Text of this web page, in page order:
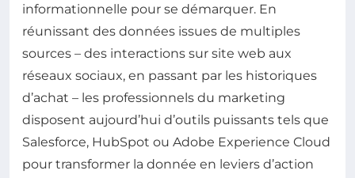
informationnelle pour se démarquer. En
réunissant des données issues de multiples
sources – des interactions sur site web aux
réseaux sociaux, en passant par les historiques
d’achat – les professionnels du marketing
disposent aujourd’hui d’outils puissants tels que
Salesforce, HubSpot ou Adobe Experience Cloud
pour transformer la donnée en leviers d’action